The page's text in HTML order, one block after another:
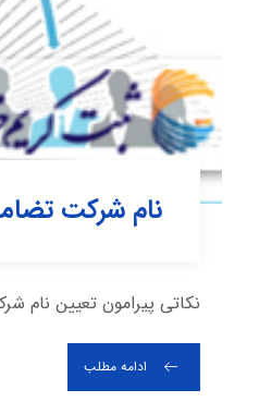
نام شرکت
نکاتی پیرامون تعیین
ادامه مطلب